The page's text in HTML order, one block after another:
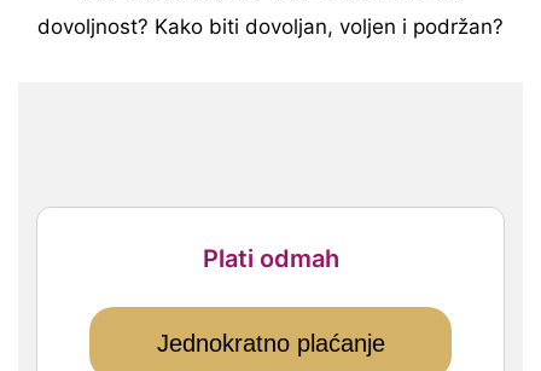
dovoljnost? Kako biti dovoljan, voljen i podržan?
Plati odmah
Jednokratno plaćanje